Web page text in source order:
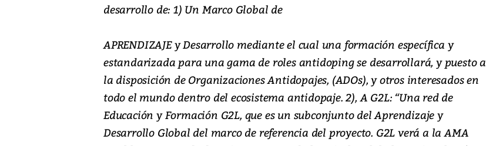
desarrollo de: 1) Un Marco Global de
APRENDIZAJE y Desarrollo mediante el cual una formación específica y
estandarizada para una gama de roles antidoping se desarrollará, y puesto a
la disposición de Organizaciones Antidopajes, (ADOs), y otros interesados en
todo el mundo dentro del ecosistema antidopaje. 2), A G2L: “Una red de
Educación y Formación G2L, que es un subconjunto del Aprendizaje y
Desarrollo Global del marco de referencia del proyecto. G2L verá a la AMA